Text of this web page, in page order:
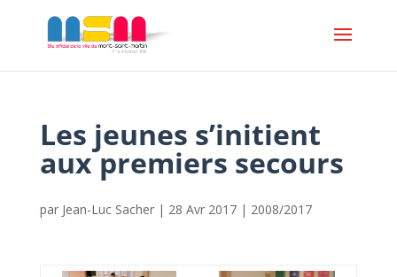
Les jeunes s’initient
aux premiers secours
par Jean-Luc Sacher| 28 Avr 2017| 2008/2017